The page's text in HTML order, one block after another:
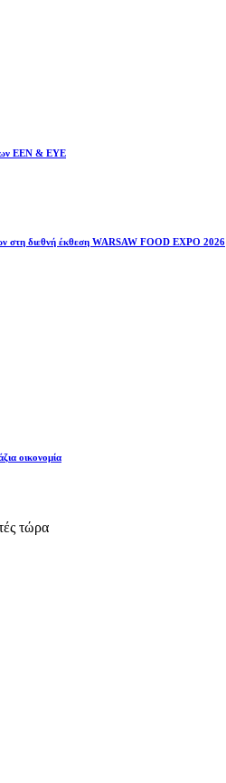
EEN & EYE
στη διεθνή έκθεση WARSAW FOOD EXPO 2026
οικονομία
τώρα